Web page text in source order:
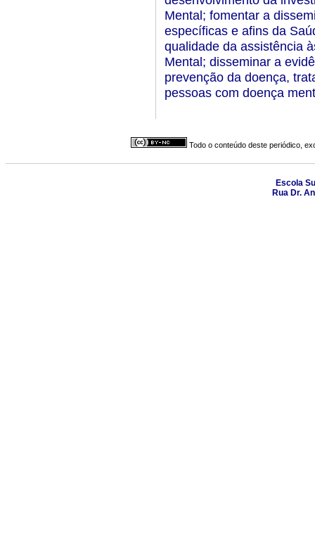
Mental; fomentar a
específicas e afins da
qualidade da assistência
Mental; disseminar a
prevenção da doença,
pessoas com doença
Todo o conteúdo deste periódico,
Escola
Rua Dr.